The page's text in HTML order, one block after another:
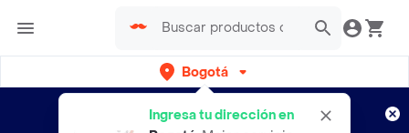
Bogotá
Ingresa tu dirección en
envíos gratis por semanas
Aplican TyC